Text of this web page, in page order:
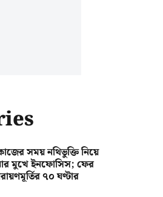
সময় নথিভুক্তি নিয়ে
মুখে ইনফোসিস; ফের
৭০ ঘণ্টার